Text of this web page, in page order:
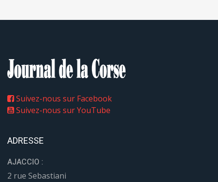
Suivez-nous sur Facebook
Suivez-nous sur YouTube
ADRESSE
AJACCIO :
2 rue Sebastiani